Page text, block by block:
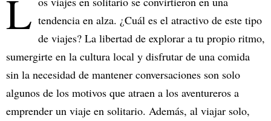
L tendencia en alza. ¿Cuál es el atractivo de este tipo
de viajes? La libertad de explorar a tu propio ritmo,
sumergirte en la cultura local y disfrutar de una comida
sin la necesidad de mantener conversaciones son solo
algunos de los motivos que atraen a los aventureros a
emprender un viaje en solitario. Además, al viajar solo,